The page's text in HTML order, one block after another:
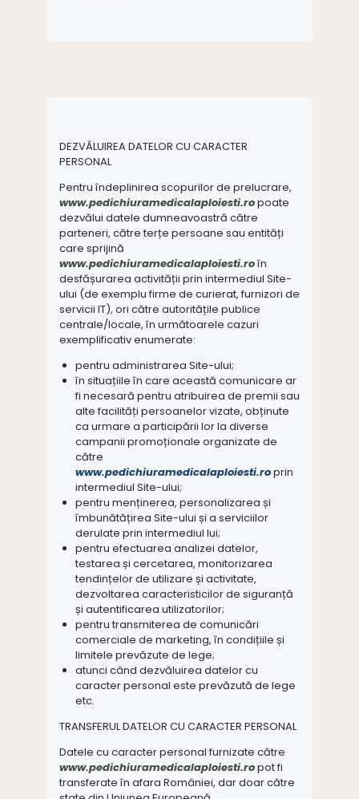
DEZVĂLUIREA DATELOR CU CARACTER
PERSONAL
Pentru îndeplinirea scopurilor de prelucrare,
www.pedichiuramedicalaploiesti.ropoate
dezvălui datele dumneavoastră către
parteneri, către terțe persoane sau entități
care sprijină
www.pedichiuramedicalaploiesti.roîn
desfășurarea activității prin intermediul Site-
ului (de exemplu firme de curierat, furnizori de
servicii IT), ori către autoritățile publice
centrale/locale, în următoarele cazuri
exemplificativ enumerate:
pentru administrarea Site-ului;
în situațiile în care această comunicare ar
fi necesară pentru atribuirea de premii sau
alte facilități persoanelor vizate, obținute
ca urmare a participării lor la diverse
campanii promoționale organizate de
către
www.pedichiuramedicalaploiesti.roprin
intermediul Site-ului;
pentru menținerea, personalizarea și
îmbunătățirea Site-ului și a serviciilor
derulate prin intermediul lui;
pentru efectuarea analizei datelor,
testarea și cercetarea, monitorizarea
tendințelor de utilizare și activitate,
dezvoltarea caracteristicilor de siguranță
și autentificarea utilizatorilor;
pentru transmiterea de comunicări
comerciale de marketing, în condițiile și
limitele prevăzute de lege;
atunci când dezvăluirea datelor cu
caracter personal este prevăzută de lege
etc.
TRANSFERUL DATELOR CU CARACTER PERSONAL
Datele cu caracter personal furnizate către
www.pedichiuramedicalaploiesti.ropot fi
transferate în afara României, dar doar către